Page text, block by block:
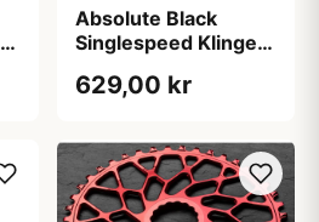
Absolute Black
Singlespeed Klinge
Montering Rød
629,00 kr